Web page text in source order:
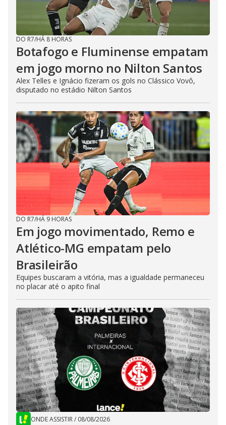
DO R7/HÁ 8 HORAS
Botafogo e Fluminense empatam
em jogo morno no Nilton Santos
Alex Telles e Ignácio fizeram os gols no Clássico Vovô,
disputado no estádio Nilton Santos
DO R7/HÁ 9 HORAS
Em jogo movimentado, Remo e
Atlético-MG empatam pelo
Brasileirão
Equipes buscaram a vitória, mas a igualdade permaneceu
no placar até o apito final
ONDE ASSISTIR/ 08/08/2026